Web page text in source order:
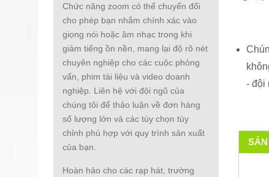
Chức năng zoom có thể chuyển đổi
cho phép bạn nhắm chính xác vào
giọng nói hoặc âm nhạc trong khi
giảm tiếng ồn nền, mang lại độ rõ nét
chuyên nghiệp cho các cuộc phỏng
vấn, phim tài liệu và video doanh
nghiệp. Liên hệ với đội ngũ của
chúng tôi để thảo luận về đơn hàng
số lượng lớn và các tùy chọn tùy
chỉnh phù hợp với quy trình sản xuất
của bạn.
Hoàn hảo cho các rạp hát, trường
- đội